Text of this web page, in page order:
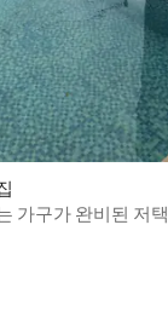
가구가 완비된 저택